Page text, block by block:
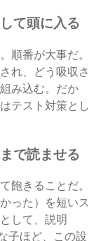
て頭に入る
順番が大事だ。
れ、どう吸収さ
み込む。だか
テスト対策とし
で読ませる
飽きることだ。
った）を短いス
して、説明
子ほど、この設